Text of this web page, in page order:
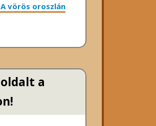
vörös oroszlán
a